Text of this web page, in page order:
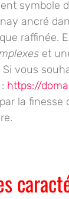
symbole
ancré
raffinée.
et
vous
https://
la finesse